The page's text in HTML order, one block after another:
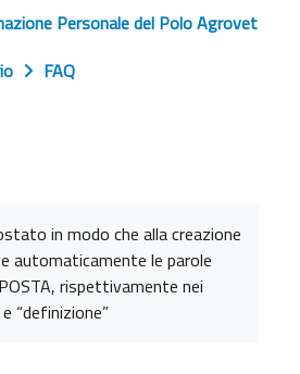
Personale del Polo Agrovet
FAQ
in modo che alla creazione
automaticamente le parole
rispettivamente nei
“definizione”